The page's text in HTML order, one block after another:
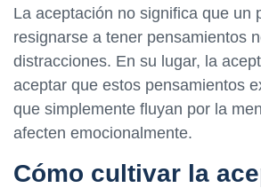
La aceptación no significa que un
resignarse a tener pensamientos
distracciones. En su lugar, la
aceptar que estos pensamientos
que simplemente fluyan por la
afecten emocionalmente.
Cómo cultivar la